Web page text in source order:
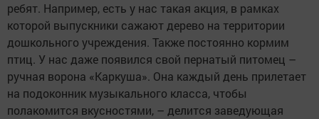
ребят. Например, есть у нас такая акция, в рамках
которой выпускники сажают дерево на территории
дошкольного учреждения. Также постоянно кормим
птиц. У нас даже появился свой пернатый питомец –
ручная ворона «Каркуша». Она каждый день прилетает
на подоконник музыкального класса, чтобы
полакомится вкусностями, – делится заведующая